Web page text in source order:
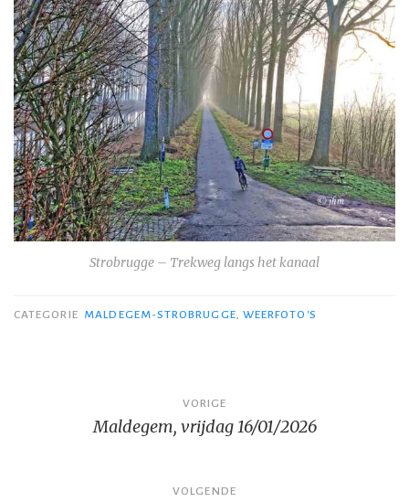
Strobrugge – Trekweg langs het kanaal
CATEGORIE MALDEGEM-STROBRUGGE, WEERFOTO'S
navigatie
VORIGE
Maldegem, vrijdag 16/01/2026
VOLGENDE